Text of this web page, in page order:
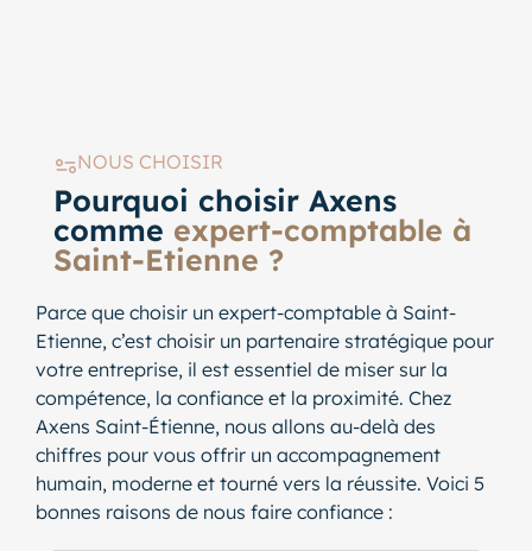
NOUS CHOISIR
Pourquoi choisir Axens
comme expert-comptable à
Saint-Etienne ?
Parce que choisir un expert-comptable à Saint-
Etienne, c’est choisir un partenaire stratégique pour
votre entreprise, il est essentiel de miser sur la
compétence, la confiance et la proximité. Chez
Axens Saint-Étienne, nous allons au-delà des
chiffres pour vous offrir un accompagnement
humain, moderne et tourné vers la réussite. Voici 5
bonnes raisons de nous faire confiance :